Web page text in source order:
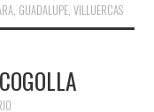
, GUADALUPE,VILLUERCAS